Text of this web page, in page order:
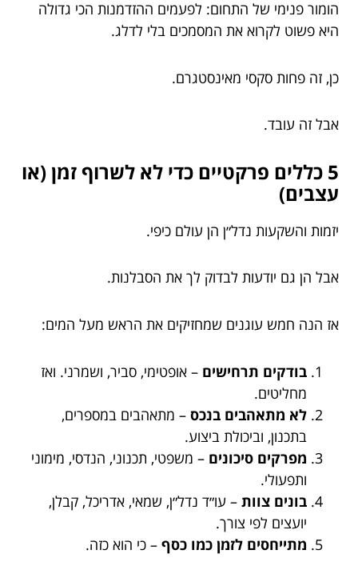
הומור פנימי של התחום: לפעמים ההזדמנות הכי גדולה
היא פשוט לקרוא את המסמכים בלי לדלג.
כן, זה פחות סקסי מאינסטגרם.
אבל זה עובד.
5 כללים פרקטיים כדי לא לשרוף זמן (או
עצבים)
יזמות והשקעות נדל״ן הן עולם כיפי.
אבל הן גם יודעות לבדוק לך את הסבלנות.
אז הנה חמש עוגנים שמחזיקים את הראש מעל המים:
בודקים תרחישים – אופטימי, סביר, ושמרני. ואז
מחליטים.
לא מתאהבים בנכס – מתאהבים במספרים,
בתכנון, וביכולת ביצוע.
מפרקים סיכונים – משפטי, תכנוני, הנדסי, מימוני
ותפעולי.
בונים צוות – עו״ד נדל״ן, שמאי, אדריכל, קבלן,
יועצים לפי צורך.
מתייחסים לזמן כמו כסף – כי הוא כזה.